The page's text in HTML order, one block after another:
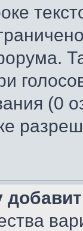
(0